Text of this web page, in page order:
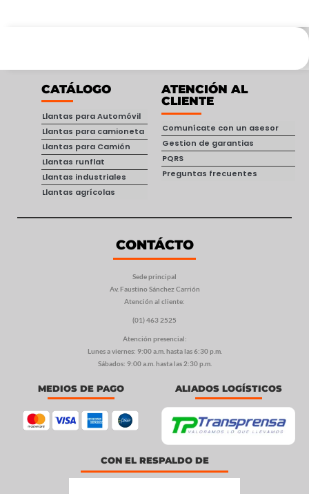
CATÁLOGO
Llantas para Automóvil
Llantas para camioneta
Llantas para Camión
Llantas runflat
Llantas industriales
Llantas agrícolas
ATENCIÓN AL
CLIENTE
Comunícate con un asesor
Gestion de garantias
PQRS
Preguntas frecuentes
CONTÁCTO
Sede principal
Av. Faustino Sánchez Carrión
Atención al cliente:
(01) 463 2525
Atención presencial:
Lunes a viernes: 9:00 a.m. hasta las 6:30 p.m.
Sábados: 9:00 a.m. hasta las 2:30 p.m.
MEDIOS DE PAGO ALIADOS LOGÍSTICOS
CON EL RESPALDO DE